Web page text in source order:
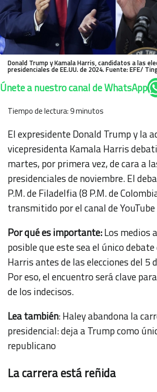
Donald Trump y Kamala Harris, candidatos a las
presidenciales de EE.UU. de 2024. Fuente: EFE/
Únete a nuestro canal de WhatsApp
Tiempo de lectura:9minutos
El expresidente Donald Trump y la
vicepresidenta Kamala Harris
martes, por primera vez, de cara a
presidenciales de noviembre. El
P.M. de Filadelfia (8 P.M. de
transmitido por elcanal de
Por qué es importante:Los medios
posible que este sea el único
Harris antes de las elecciones del 5
Por eso, el encuentro será clave
de los indecisos.
Lea también:Haley abandona la
presidencial: deja a Trump como
republicano
La carrera está reñida